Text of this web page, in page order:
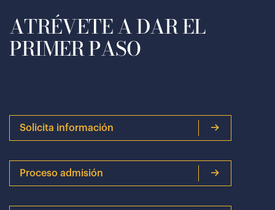
ATRÉVETE A DAR EL
PRIMER PASO
Solicita información
Proceso admisión